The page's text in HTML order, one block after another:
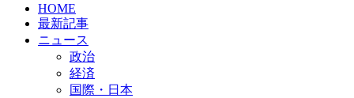
HOME
最新記事
ニュース
政治
経済
国際・日本